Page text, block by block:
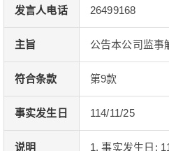
发言人电话 26499168
主旨 公告本公司监事
符合条款 第9款
事实发生日 114/11/25
说明
1. 事实发生日: